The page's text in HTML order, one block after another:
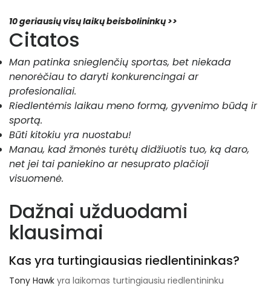
10 geriausių visų laikų beisbolininkų >>
Citatos
Man patinka snieglenčių sportas, bet niekada
nenorėčiau to daryti konkurencingai ar
profesionaliai.
Riedlentėmis laikau meno formą, gyvenimo būdą ir
sportą.
Būti kitokiu yra nuostabu!
Manau, kad žmonės turėtų didžiuotis tuo, ką daro,
net jei tai paniekino ar nesuprato plačioji
visuomenė.
Dažnai užduodami
klausimai
Kas yra turtingiausias riedlentininkas?
Tony Hawk yra laikomas turtingiausiu riedlentininku